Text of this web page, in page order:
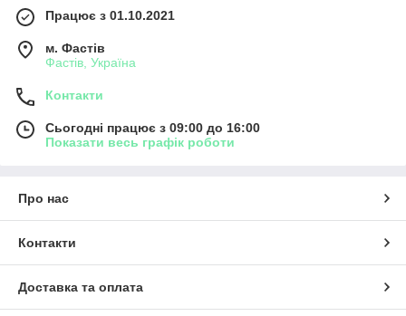
Працює з 01.10.2021
м. Фастів
Фастів, Україна
Контакти
Сьогодні працює з 09:00 до 16:00
Показати весь графік роботи
Про нас
Контакти
Доставка та оплата